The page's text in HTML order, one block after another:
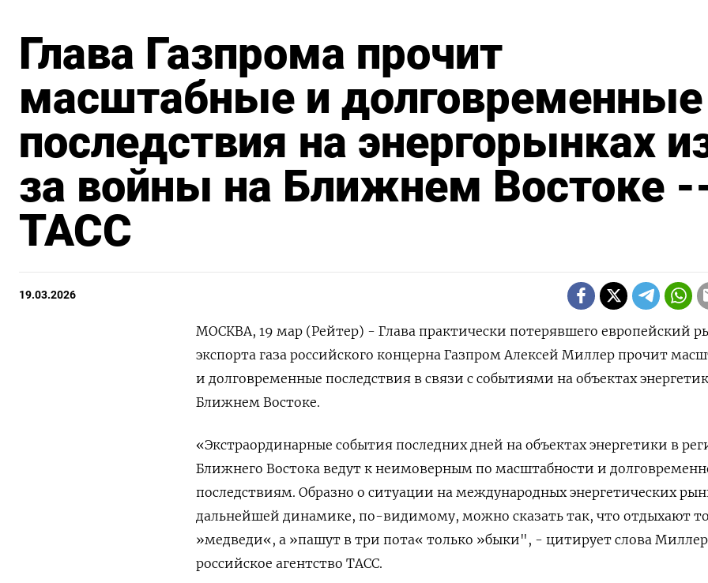
Глава Газпрома прочит
масштабные и долговременные
последствия на энергорынках
за войны на Ближнем Востоке
ТАСС
19.03.2026
МОСКВА, 19 мар (Рейтер) - Глава практически потерявшего европейский
экспорта газа российского концерна Газпром Алексей Миллер прочит
‌и долговременные последствия в связи с событиями на объектах
Ближнем Востоке.
«Экстраординарные события последних дней ​на объектах энергетики в
Ближнего Востока ⁠ведут к неимоверным по масштабности ‌и
последствиям. Образно ‌о ситуации на международных энергетических
​дальнейшей динамике, по-видимому, можно сказать так, что ‌отдыхают
»медведи«, а »пашут в три пота« ​только »быки", - цитирует слова
российское агентство ТАСС.